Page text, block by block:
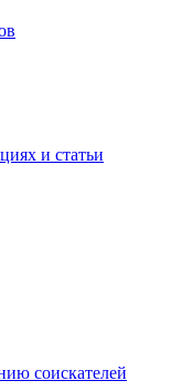
и статьи
соискателей